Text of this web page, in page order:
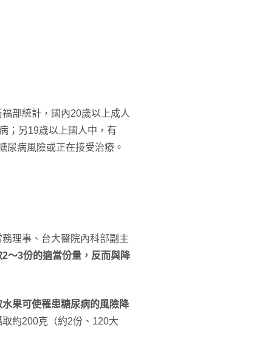
部統計，國內20歲以上成人
；另19歲以上國人中，有
尿病風險或正在接受治療。
理事、台大醫院內科部副主
2～3份的適當份量，反而與降
果可使罹患糖尿病的風險降
約200克（約2份、120大